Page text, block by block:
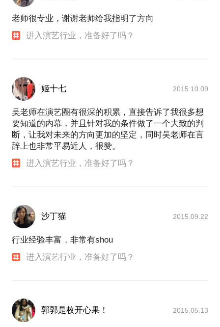
老师很专业，谢谢老师给我指明了方向
进入演艺行业，准备好了吗？
姬十七 2015.10.09
吴老师在演艺圈有很深的积累，直接告诉了我很多想
要知道的内幕，并且针对我的条件做了一个大致的判
断，让我对未来的方向更加的坚定，同时吴老师在言
辞上也非常平易近人，很赞。
进入演艺行业，准备好了吗？
沙丁猫 2015.09.22
行业经验丰富，非常有shou
进入演艺行业，准备好了吗？
郭郭是枚开心果！ 2015.05.13